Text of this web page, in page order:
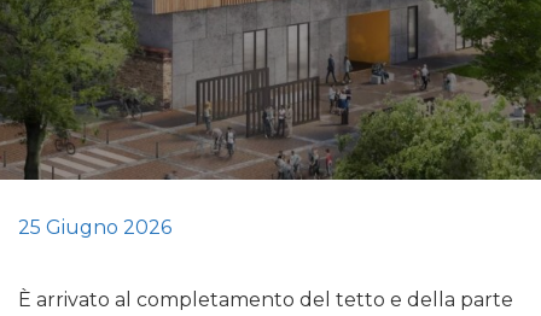
25 Giugno 2026
È arrivato al completamento del tetto e della parte